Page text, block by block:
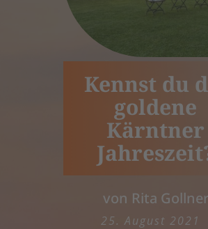
Kennst du
goldene
Kärntner
von Rita Gollner
25. August 2021